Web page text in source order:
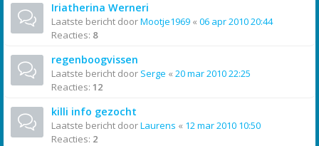
Iriatherina Werneri
Laatste bericht doorMootje1969 « 06 apr 2010 20:44
Reacties: 8
regenboogvissen
Laatste bericht door Serge « 20 mar 2010 22:25
Reacties: 12
killi info gezocht
Laatste bericht doorLaurens « 12 mar 2010 10:50
Reacties: 2